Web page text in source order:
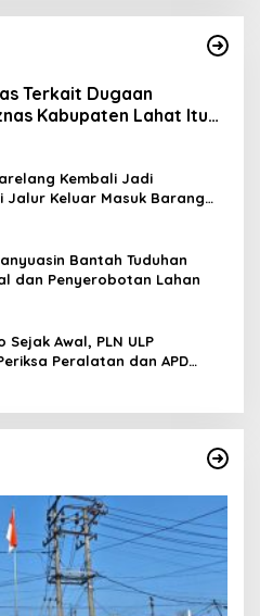
Terkait Dugaan
Kabupaten Lahat Itu
Kembali Jadi
Jalur Keluar Masuk Barang
Nama Berinisial WL
Bantah Tuduhan
dan Penyerobotan Lahan
Sejak Awal, PLN ULP
Peralatan dan APD
Rutin